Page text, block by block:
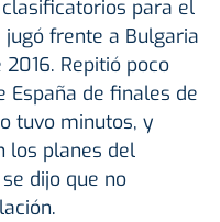
para el
jugó frente a Bulgaria
Repitió poco
España de finales de
tuvo minutos, y
los planes del
dijo que no